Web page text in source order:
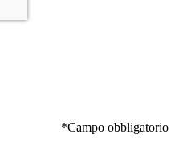
*Campo obbligatorio